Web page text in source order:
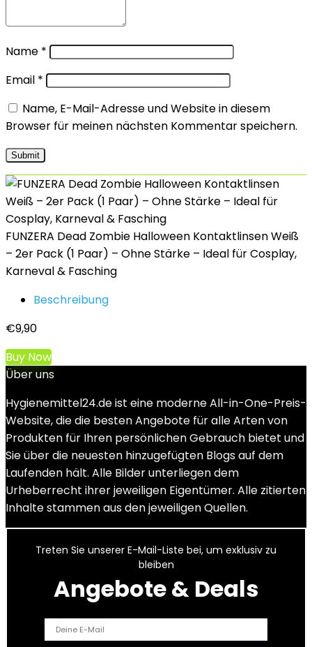
Name *
Email *
Name, E-Mail-Adresse und Website in diesem
Browser für meinen nächsten Kommentar speichern.
FUNZERA Dead Zombie Halloween Kontaktlinsen Weiß
– 2er Pack (1 Paar) – Ohne Stärke – Ideal für Cosplay,
Karneval & Fasching
Beschreibung
€9,90
Buy Now
Über uns
Hygienemittel24.de ist eine moderne All-in-One-Preis-
Website, die die besten Angebote für alle Arten von
Produkten für Ihren persönlichen Gebrauch bietet und
Sie über die neuesten hinzugefügten Blogs auf dem
Laufenden hält. Alle Bilder unterliegen dem
Urheberrecht ihrer jeweiligen Eigentümer. Alle zitierten
Inhalte stammen aus den jeweiligen Quellen.
Treten Sie unserer E-Mail-Liste bei, um exklusiv zu
bleiben
Angebote & Deals